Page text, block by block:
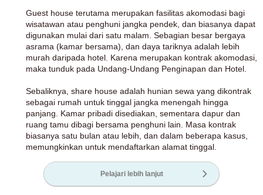
Guest house terutama merupakan fasilitas akomodasi bagi
wisatawan atau penghuni jangka pendek, dan biasanya dapat
digunakan mulai dari satu malam. Sebagian besar bergaya
asrama (kamar bersama), dan daya tariknya adalah lebih
murah daripada hotel. Karena merupakan kontrak akomodasi,
maka tunduk pada Undang-Undang Penginapan dan Hotel.
Sebaliknya, share house adalah hunian sewa yang dikontrak
sebagai rumah untuk tinggal jangka menengah hingga
panjang. Kamar pribadi disediakan, sementara dapur dan
ruang tamu dibagi bersama penghuni lain. Masa kontrak
biasanya satu bulan atau lebih, dan dalam beberapa kasus,
memungkinkan untuk mendaftarkan alamat tinggal.
Pelajari lebih lanjut